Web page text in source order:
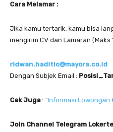
Cara Melamar :
Jika kamu tertarik, kamu bisa
mengirim CV dan Lamaran (Maks
ridwan.haditio@mayora.co.id
Dengan Subjek Email :
Cek Juga : “Informasi Lowongan
Join Channel Telegram